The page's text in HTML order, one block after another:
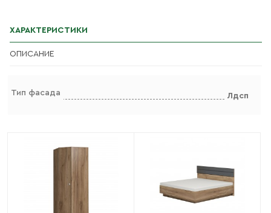
ХАРАКТЕРИСТИКИ
ОПИСАНИЕ
Тип фасада Лдсп